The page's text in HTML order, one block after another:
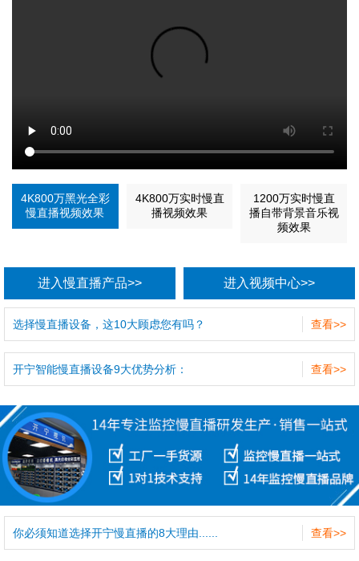
4K800万黑光全彩
慢直播视频效果
4K800万实时慢直
播视频效果
1200万实时慢直
播自带背景音乐视
频效果
进入慢直播产品>> 进入视频中心>>
查看>>
选择慢直播设备，这10大顾虑您有吗？
查看>>
开宁智能慢直播设备9大优势分析：
查看>>
你必须知道选择开宁慢直播的8大理由......